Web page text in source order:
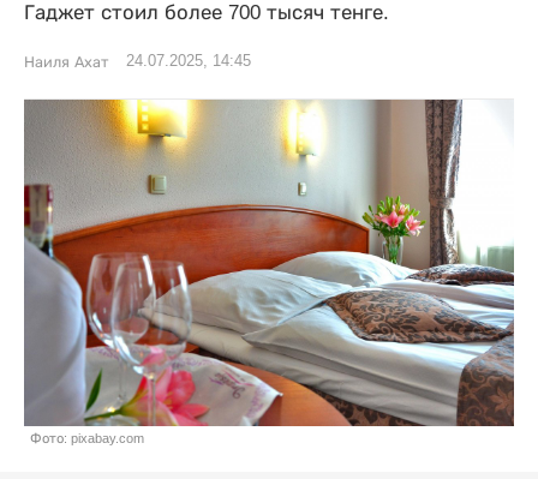
Гаджет стоил более 700 тысяч тенге.
Наиля Ахат 24.07.2025, 14:45
Фото: pixabay.com